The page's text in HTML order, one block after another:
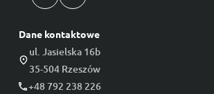
Dane kontaktowe
ul. Jasielska 16b
35-504 Rzeszów
+48 792 238 226